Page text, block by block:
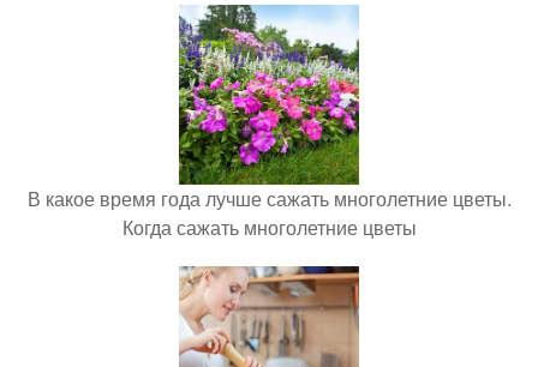
В какое время года лучше сажать многолетние цветы.
Когда сажать многолетние цветы